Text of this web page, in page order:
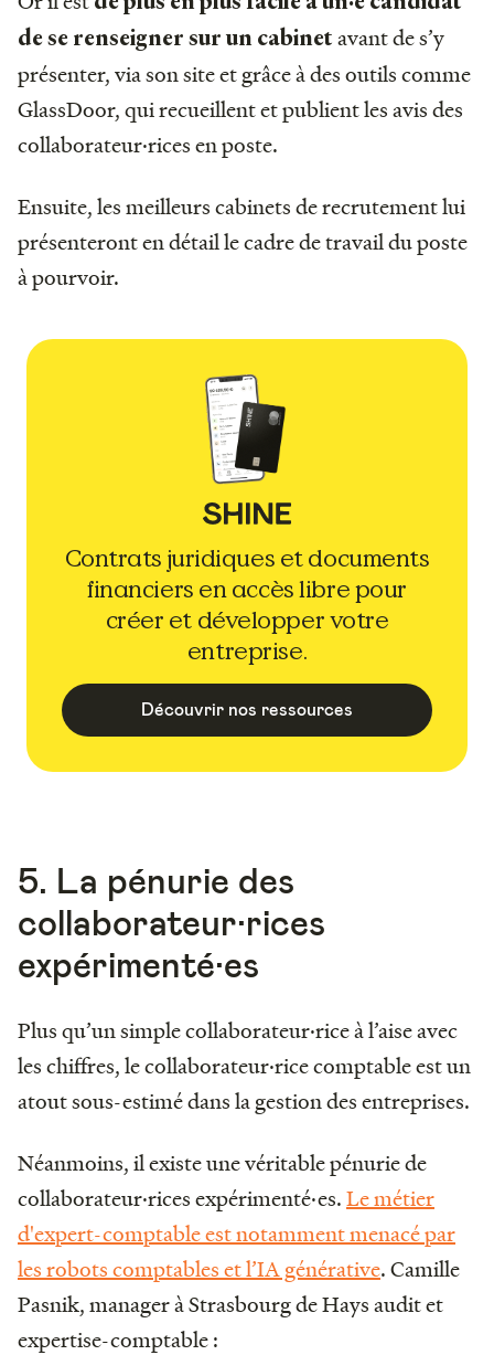
de se renseigner sur un cabinet avant de s’y
présenter, via son site et grâce à des outils comme
GlassDoor, qui recueillent et publient les avis des
collaborateur·rices en poste.
Ensuite, les meilleurs cabinets de recrutement lui
présenteront en détail le cadre de travail du poste
à pourvoir.
Contrats juridiques et documents
financiers en accès libre pour
créer et développer votre
entreprise.
Découvrir nos ressources
5. La pénurie des
collaborateur·rices
expérimenté·es
Plus qu’un simple collaborateur·rice à l’aise avec
les chiffres, le collaborateur·rice comptable est un
atout sous-estimé dans la gestion des entreprises.
Néanmoins, il existe une véritable pénurie de
collaborateur·rices expérimenté·es.Le métier
d'expert-comptable est notamment menacé par
les robots comptables et l’IA générative. Camille
Pasnik, manager à Strasbourg de Hays audit et
expertise-comptable :